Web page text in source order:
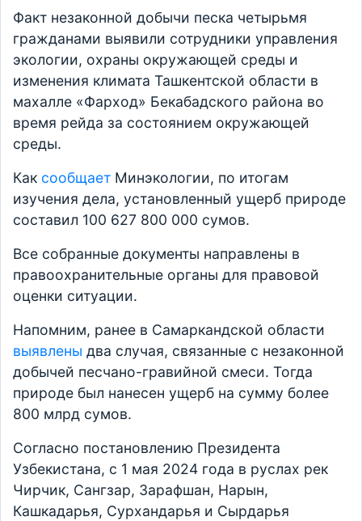
Факт незаконной добычи песка четырьмя
гражданами выявили сотрудники управления
экологии, охраны окружающей среды и
изменения климата Ташкентской области в
махалле «Фарход» Бекабадского района во
время рейда за состоянием окружающей
среды.
Как сообщает Минэкологии, по итогам
изучения дела, установленный ущерб природе
составил 100 627 800 000 сумов.
Все собранные документы направлены в
правоохранительные органы для правовой
оценки ситуации.
Напомним, ранее в Самаркандской области
выявлены два случая, связанные с незаконной
добычей песчано-гравийной смеси. Тогда
природе был нанесен ущерб на сумму более
800 млрд сумов.
Согласно постановлению Президента
Узбекистана, с 1 мая 2024 года в руслах рек
Чирчик, Сангзар, Зарафшан, Нарын,
Кашкадарья, Сурхандарья и Сырдарья